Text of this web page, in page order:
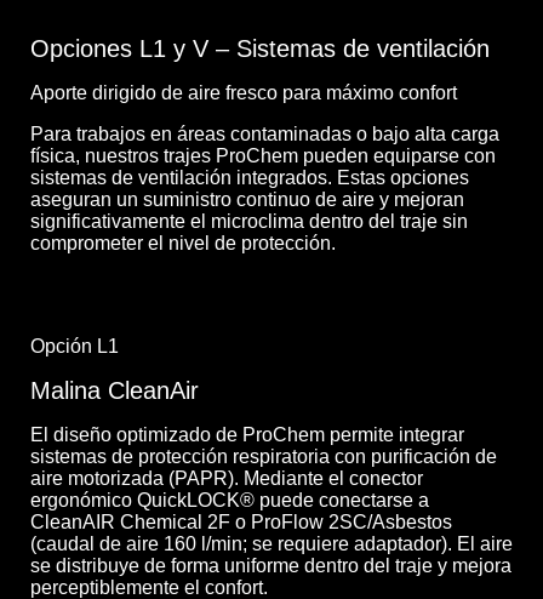
Opciones L1 y V – Sistemas de ventilación
Aporte dirigido de aire fresco para máximo confort
Para trabajos en áreas contaminadas o bajo alta carga
física, nuestros trajes ProChem pueden equiparse con
sistemas de ventilación integrados. Estas opciones
aseguran un suministro continuo de aire y mejoran
significativamente el microclima dentro del traje sin
comprometer el nivel de protección.
Opción L1
Malina CleanAir
El diseño optimizado de ProChem permite integrar
sistemas de protección respiratoria con purificación de
aire motorizada (PAPR). Mediante el conector
ergonómico QuickLOCK® puede conectarse a
CleanAIR Chemical 2F o ProFlow 2SC/Asbestos
(caudal de aire 160 l/min; se requiere adaptador). El aire
se distribuye de forma uniforme dentro del traje y mejora
perceptiblemente el confort.